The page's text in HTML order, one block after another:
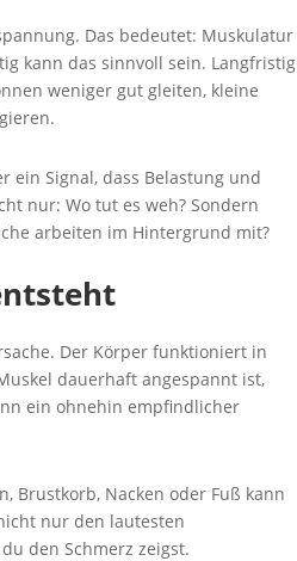
Das bedeutet: Muskulatur
kann das sinnvoll sein. Langfristig
weniger gut gleiten, kleine
ein Signal, dass Belastung und
nur: Wo tut es weh? Sondern
arbeiten im Hintergrund mit?
Der Körper funktioniert in
dauerhaft angespannt ist,
ein ohnehin empfindlicher
Brustkorb, Nacken oder Fuß kann
nur den lautesten
den Schmerz zeigst.